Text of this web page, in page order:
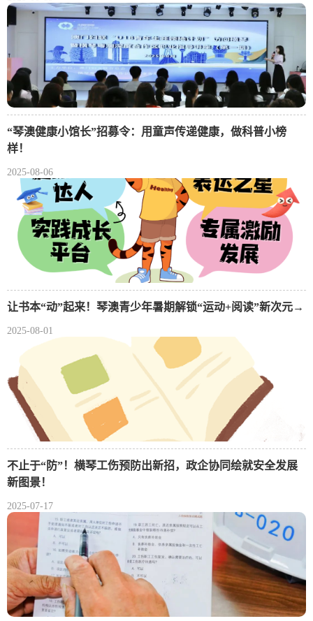
“琴澳健康小馆长”招募令：用童声传递健康，做科普小榜
样！
2025-08-06
让书本“动”起来！琴澳青少年暑期解锁“运动+阅读”新次元→
2025-08-01
不止于“防”！横琴工伤预防出新招，政企协同绘就安全发展
新图景！
2025-07-17